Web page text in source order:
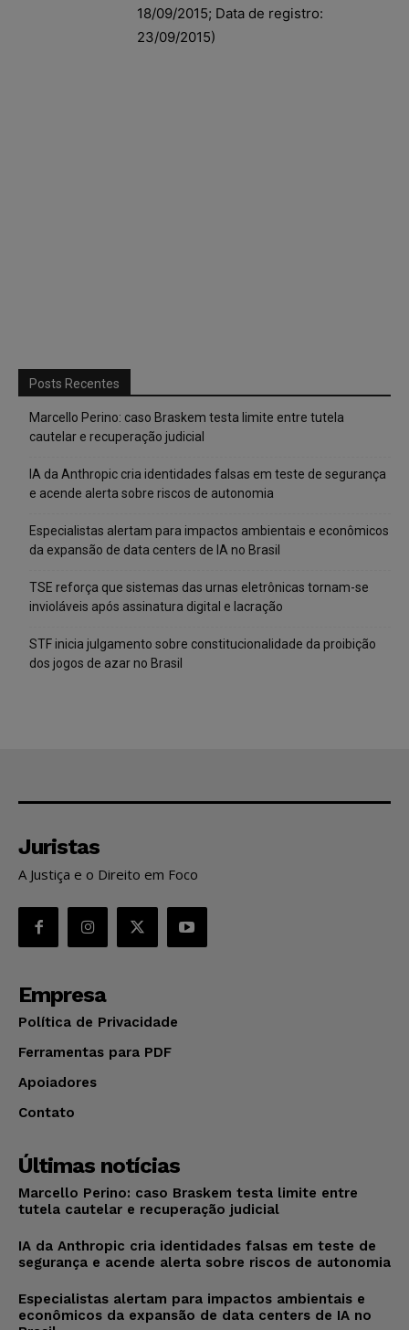
18/09/2015; Data de registro:
23/09/2015)
Posts Recentes
Marcello Perino: caso Braskem testa limite entre tutela
cautelar e recuperação judicial
IA da Anthropic cria identidades falsas em teste de segurança
e acende alerta sobre riscos de autonomia
Especialistas alertam para impactos ambientais e econômicos
da expansão de data centers de IA no Brasil
TSE reforça que sistemas das urnas eletrônicas tornam-se
invioláveis após assinatura digital e lacração
STF inicia julgamento sobre constitucionalidade da proibição
dos jogos de azar no Brasil
Juristas
A Justiça e o Direito em Foco
Empresa
Política de Privacidade
Ferramentas para PDF
Apoiadores
Contato
Últimas notícias
Marcello Perino: caso Braskem testa limite entre
tutela cautelar e recuperação judicial
IA da Anthropic cria identidades falsas em teste de
segurança e acende alerta sobre riscos de autonomia
Especialistas alertam para impactos ambientais e
econômicos da expansão de data centers de IA no